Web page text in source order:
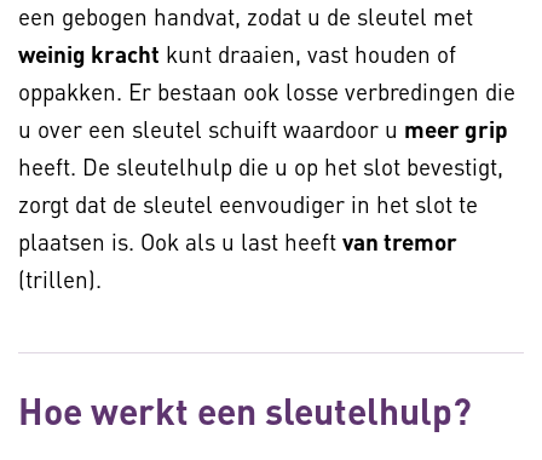
een gebogen handvat, zodat u de sleutel met
weinig kracht kunt draaien, vast houden of
oppakken. Er bestaan ook losse verbredingen die
u over een sleutel schuift waardoor u meer grip
heeft. De sleutelhulp die u op het slot bevestigt,
zorgt dat de sleutel eenvoudiger in het slot te
plaatsen is. Ook als u last heeft van tremor
(trillen).
Hoe werkt een sleutelhulp?